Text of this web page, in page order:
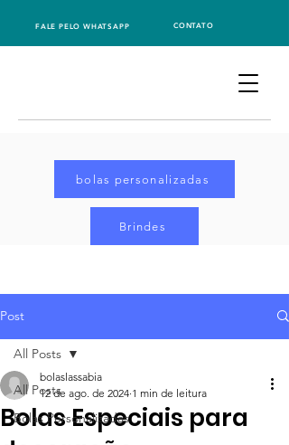
FALE PELO WHATSAPP CONTATO
bolas personalizadas
Brindes
Post
All Posts
Bolas Personalizadas
All Posts
Bolas Especiais para
bolaslassabia
12 de ago. de 2024 1 min de leitura